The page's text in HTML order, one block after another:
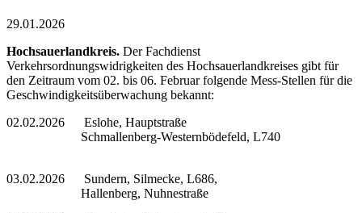
29.01.2026
Hochsauerlandkreis. Der Fachdienst
Verkehrsordnungswidrigkeiten des Hochsauerlandkreises gibt für
den Zeitraum vom 02. bis 06. Februar folgende Mess-Stellen für die
Geschwindigkeitsüberwachung bekannt:
02.02.2026 Eslohe, Hauptstraße
Schmallenberg-Westernbödefeld, L740
03.02.2026 Sundern, Silmecke, L686,
Hallenberg, Nuhnestraße